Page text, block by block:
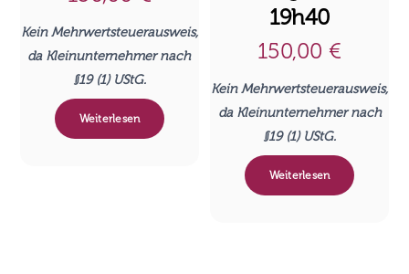
Kein Mehrwertsteuerausweis,
da Kleinunternehmer nach
§19 (1) UStG.
Weiterlesen
19h40
150,00 €
Kein Mehrwertsteuerausweis,
da Kleinunternehmer nach
§19 (1) UStG.
Weiterlesen